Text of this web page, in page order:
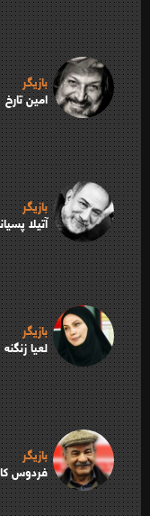
بازیگر
امین تارخ
بازیگر
آتیلا
بازیگر
لعیا زنگنه
بازیگر
فردوس